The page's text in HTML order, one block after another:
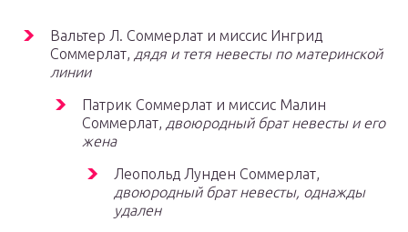
Вальтер Л. Соммерлат и миссис Ингрид
Соммерлат, дядя и тетя невесты по материнской
линии
Патрик Соммерлат и миссис Малин
Соммерлат, двоюродный брат невесты и его
жена
Леопольд Лунден Соммерлат,
двоюродный брат невесты, однажды
удален